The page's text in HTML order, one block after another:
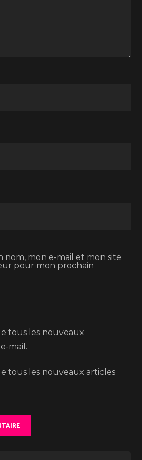
nom, mon e-mail et mon site
pour mon prochain
tous les nouveaux
mail.
tous les nouveaux articles